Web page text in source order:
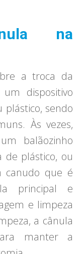
na
a troca da
dispositivo
sendo
Às vezes,
balãozinho
de plástico, ou
canudo que é
principal e
e limpeza
a cânula
manter a